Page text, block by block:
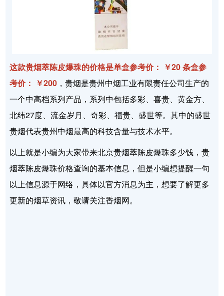
这款贵烟萃陈皮爆珠的价格是单盒参考价： ￥20 条盒参
考价： ￥200 ，贵烟是贵州中烟工业有限责任公司生产的
一个中高档系列产品，系列中包括多彩、喜贵、黄金方、
北纬27度、流金岁月、奇彩、福贵、盛世等。其中的盛世
贵烟代表贵州中烟最高的科技含量与技术水平。
以上就是小编为大家带来北京贵烟萃陈皮爆珠多少钱，贵
烟萃陈皮爆珠价格查询的基本信息，但是小编想提醒一句
以上信息源于网络，具体以官方消息为主，想要了解更多
更新的烟草资讯，敬请关注香烟网。